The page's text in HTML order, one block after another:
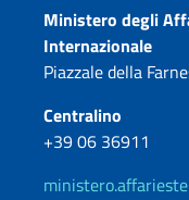
Contatti
Ministero degli
Internazionale
Piazzale della
Centralino
+39 06 36911